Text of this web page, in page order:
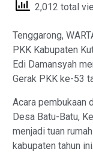
2,012 total
Tenggarong,
PKK Kabupaten
Edi Damansyah
Gerak PKK ke-53
Acara pembukaan
Desa Batu-Batu,
menjadi tuan
kabupaten tahun ini.